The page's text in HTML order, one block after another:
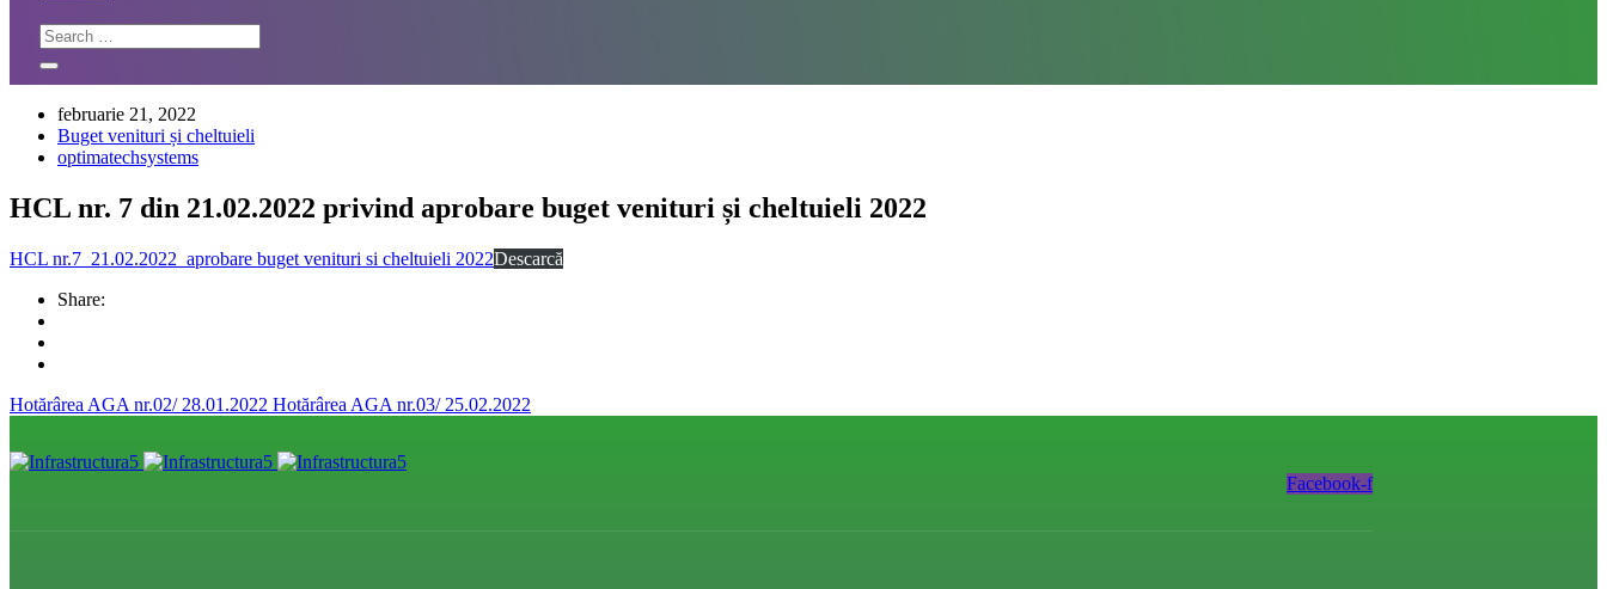
februarie 21, 2022
Buget venituri și cheltuieli
optimatechsystems
HCL nr. 7 din 21.02.2022 privind aprobare buget venituri și cheltuieli 2022
HCL nr.7_21.02.2022_aprobare buget venituri si cheltuieli 2022Descarcă
Share:
Hotărârea AGA nr.02/ 28.01.2022 Hotărârea AGA nr.03/ 25.02.2022
Facebook-f